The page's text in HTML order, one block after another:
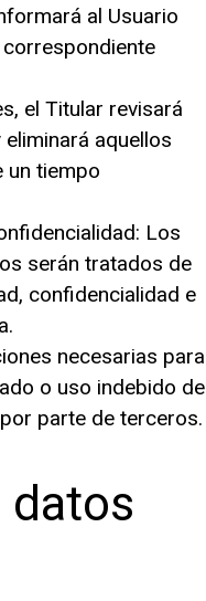
al Usuario
el Titular revisará
aquellos
un tiempo
Los
serán tratados de
confidencialidad e
necesarias para
o uso indebido de
parte de terceros.
datos